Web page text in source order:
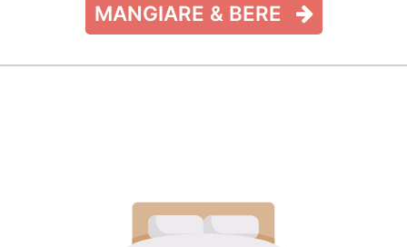
MANGIARE & BERE